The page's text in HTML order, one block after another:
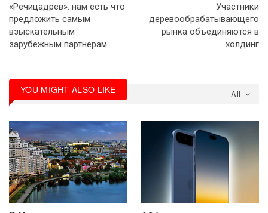
«Речицадрев»: нам есть что
предложить самым
взыскательным
зарубежным партнерам
Участники
деревообрабатывающего
рынка объединяются в
холдинг
All
YOU MIGHT ALSO LIKE